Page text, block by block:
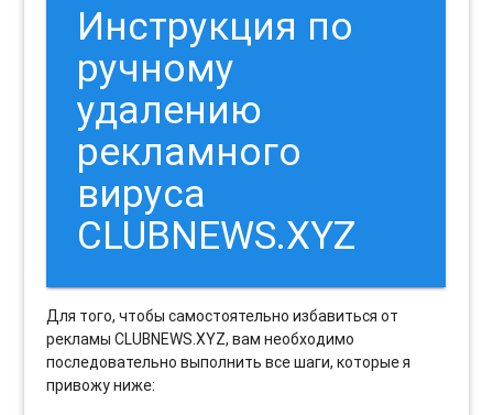
Инструкция по
ручному
удалению
рекламного
вируса
CLUBNEWS.XYZ
Для того, чтобы самостоятельно избавиться от
рекламы CLUBNEWS.XYZ, вам необходимо
последовательно выполнить все шаги, которые я
привожу ниже: